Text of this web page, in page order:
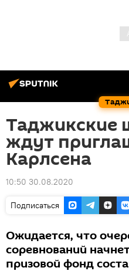
Таджикские
ждут
Карлсена
10:50 30.08.2020
Подписаться
Ожидается, что
соревнований
призовой фонд